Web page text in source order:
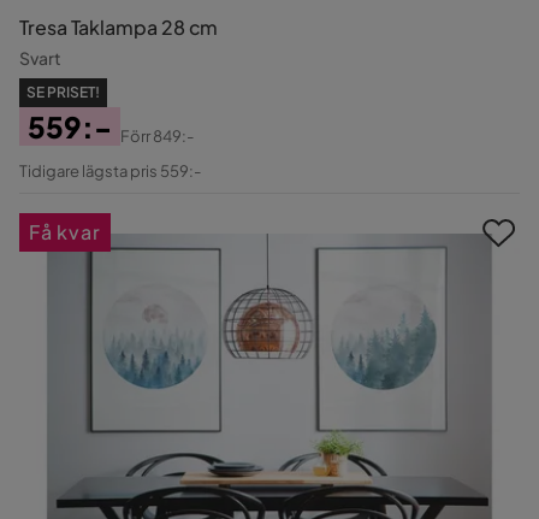
Tresa Taklampa 28 cm
Svart
SE PRISET!
Pris
559:-
Original
Förr849:-
Tidigare lägsta pris 559:-
Få kvar